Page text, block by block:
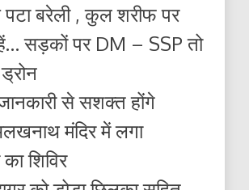
पटा बरेली , कुल शरीफ पर
सड़कों पर DM – SSP तो
से सशक्त होंगे
मंदिर में लगा
शिविर